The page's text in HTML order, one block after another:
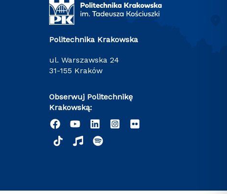
Politechnika Krakowska
ul. Warszawska 24
31-155 Kraków
Obserwuj Politechnikę
Krakowską: